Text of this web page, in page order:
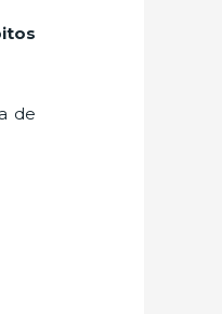
de